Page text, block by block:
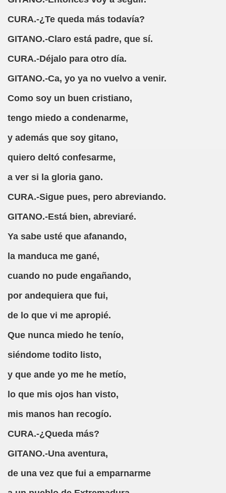
CURA.-¿Te queda más todavía?
GITANO.-Claro está padre, que sí.
CURA.-Déjalo para otro día.
GITANO.-Ca, yo ya no vuelvo a venir.
Como soy un buen cristiano,
tengo miedo a condenarme,
y además que soy gitano,
quiero deltó confesarme,
a ver si la gloria gano.
CURA.-Sigue pues, pero abreviando.
GITANO.-Está bien, abreviaré.
Ya sabe usté que afanando,
la manduca me gané,
cuando no pude engañando,
por andequiera que fui,
de lo que vi me apropié.
Que nunca miedo he tenío,
siéndome todito listo,
y que ande yo me he metío,
lo que mis ojos han visto,
mis manos han recogío.
CURA.-¿Queda más?
GITANO.-Una aventura,
de una vez que fui a emparnarme
Pose)
RNE)
(Jorge Llopis)
Jiménez)
de Ella
RNE)
Caricatura (Jorge Llopis)
(José Ignacio de Arana)
Queridos Reyes Magos (Desconocido)
Labarta Pose)